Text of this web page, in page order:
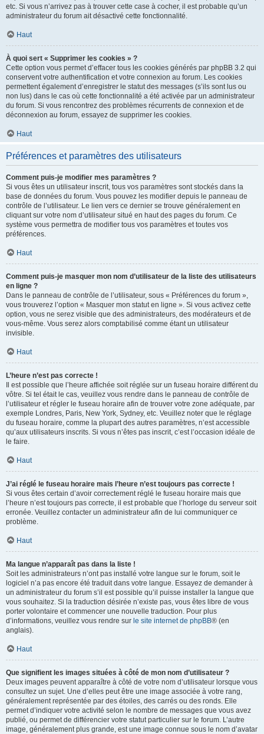
etc. Si vous n’arrivez pas à trouver cette case à cocher, il est probable qu’un
administrateur du forum ait désactivé cette fonctionnalité.
Haut
À quoi sert « Supprimer les cookies » ?
Cette option vous permet d’effacer tous les cookies générés par phpBB 3.2 qui
conservent votre authentification et votre connexion au forum. Les cookies
permettent également d’enregistrer le statut des messages (s’ils sont lus ou
non lus) dans le cas où cette fonctionnalité a été activée par un administrateur
du forum. Si vous rencontrez des problèmes récurrents de connexion et de
déconnexion au forum, essayez de supprimer les cookies.
Haut
Préférences et paramètres des utilisateurs
Comment puis-je modifier mes paramètres ?
Si vous êtes un utilisateur inscrit, tous vos paramètres sont stockés dans la
base de données du forum. Vous pouvez les modifier depuis le panneau de
contrôle de l’utilisateur. Le lien vers ce dernier se trouve généralement en
cliquant sur votre nom d’utilisateur situé en haut des pages du forum. Ce
système vous permettra de modifier tous vos paramètres et toutes vos
préférences.
Haut
Comment puis-je masquer mon nom d’utilisateur de la liste des utilisateurs
en ligne ?
Dans le panneau de contrôle de l’utilisateur, sous « Préférences du forum »,
vous trouverez l’option « Masquer mon statut en ligne ». Si vous activez cette
option, vous ne serez visible que des administrateurs, des modérateurs et de
vous-même. Vous serez alors comptabilisé comme étant un utilisateur
invisible.
Haut
L’heure n’est pas correcte !
Il est possible que l’heure affichée soit réglée sur un fuseau horaire différent du
vôtre. Si tel était le cas, veuillez vous rendre dans le panneau de contrôle de
l’utilisateur et régler le fuseau horaire afin de trouver votre zone adéquate, par
exemple Londres, Paris, New York, Sydney, etc. Veuillez noter que le réglage
du fuseau horaire, comme la plupart des autres paramètres, n’est accessible
qu’aux utilisateurs inscrits. Si vous n’êtes pas inscrit, c’est l’occasion idéale de
le faire.
Haut
J’ai réglé le fuseau horaire mais l’heure n’est toujours pas correcte !
Si vous êtes certain d’avoir correctement réglé le fuseau horaire mais que
l’heure n’est toujours pas correcte, il est probable que l’horloge du serveur soit
erronée. Veuillez contacter un administrateur afin de lui communiquer ce
problème.
Haut
Ma langue n’apparaît pas dans la liste !
Soit les administrateurs n’ont pas installé votre langue sur le forum, soit le
logiciel n’a pas encore été traduit dans votre langue. Essayez de demander à
un administrateur du forum s’il est possible qu’il puisse installer la langue que
vous souhaitez. Si la traduction désirée n’existe pas, vous êtes libre de vous
porter volontaire et commencer une nouvelle traduction. Pour plus
d’informations, veuillez vous rendre sur le site internet de phpBB® (en
anglais).
Haut
Que signifient les images situées à côté de mon nom d’utilisateur ?
Deux images peuvent apparaître à côté de votre nom d’utilisateur lorsque vous
consultez un sujet. Une d’elles peut être une image associée à votre rang,
généralement représentée par des étoiles, des carrés ou des ronds. Elle
permet d’indiquer votre activité selon le nombre de messages que vous avez
publié, ou permet de différencier votre statut particulier sur le forum. L’autre
image, généralement plus grande, est une image connue sous le nom d’avatar